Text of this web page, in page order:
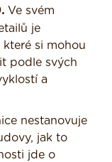
Ve svém
je
si mohou
podle svých
a
nestanovuje
jak to
jde o